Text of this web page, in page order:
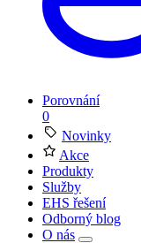
Porovnání
0
Novinky
Akce
Produkty
Služby
EHS řešení
Odborný blog
O nás